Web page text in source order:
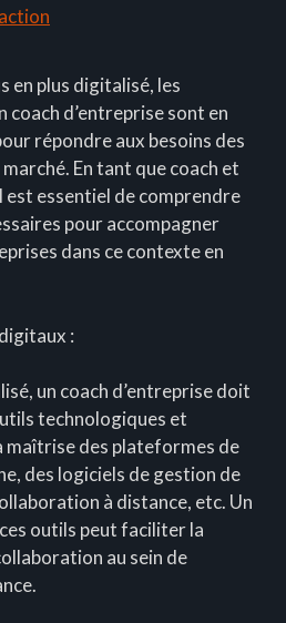
en plus digitalisé, les
coach d’entreprise sont en
répondre aux besoins des
En tant que coach et
essentiel de comprendre
pour accompagner
dans ce contexte en
:
un coach d’entreprise doit
technologiques et
maîtrise des plateformes de
des logiciels de gestion de
à distance, etc. Un
outils peut faciliter la
au sein de